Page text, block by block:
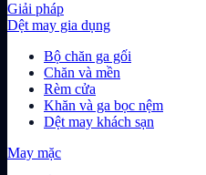
Giải pháp
Dệt may gia dụng
Bộ chăn ga gối
Chăn và mền
Rèm cửa
Khăn và ga bọc nệm
Dệt may khách sạn
May mặc